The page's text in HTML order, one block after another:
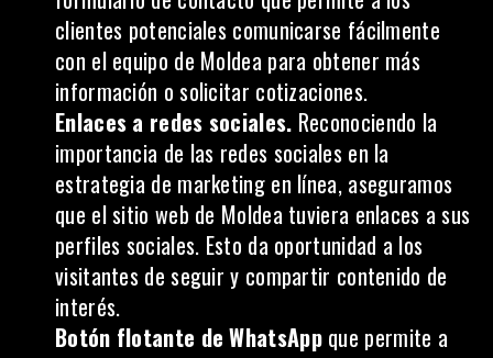
clientes potenciales comunicarse fácilmente
con el equipo de Moldea para obtener más
información o solicitar cotizaciones.
Enlaces a redes sociales. Reconociendo la
importancia de las redes sociales en la
estrategia de marketing en línea, aseguramos
que el sitio web de Moldea tuviera enlaces a sus
perfiles sociales. Esto da oportunidad a los
visitantes de seguir y compartir contenido de
interés.
Botón flotante de WhatsAppque permite a